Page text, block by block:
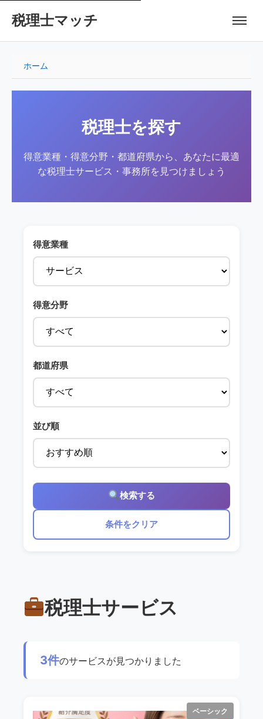
税理士マッチ
ホーム
税理士を探す
得意業種・得意分野・都道府県から、あなたに最適
な税理士サービス・事務所を見つけましょう
得意業種
得意分野
都道府県
並び順
検索する
条件をクリア
税理士サービス
3件のサービスが見つかりました
ベーシック